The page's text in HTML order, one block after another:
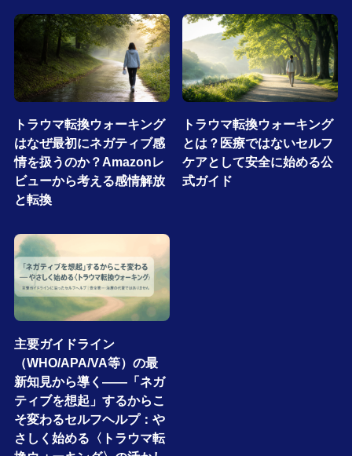
トラウマ転換ウォーキング
はなぜ最初にネガティブ感
情を扱うのか？Amazonレ
ビューから考える感情解放
と転換
トラウマ転換ウォーキング
とは？医療ではないセルフ
ケアとして安全に始める公
式ガイド
主要ガイドライン
（WHO/APA/VA等）の最
新知見から導く――「ネガ
ティブを想起」するからこ
そ変わるセルフヘルプ：や
さしく始める〈トラウマ転